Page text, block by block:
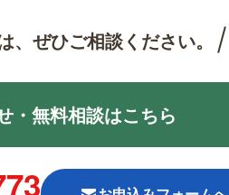
ぜひご相談ください。
・無料相談はこちら